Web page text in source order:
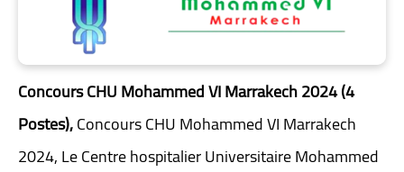
Concours CHU Mohammed VI Marrakech 2024 (4
Postes),Concours CHU Mohammed VI Marrakech
2024, Le Centre hospitalier Universitaire Mohammed